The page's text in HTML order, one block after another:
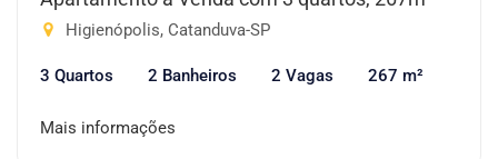
Higienópolis, Catanduva-SP
3 Quartos 2 Banheiros 2 Vagas 267 m²
Mais informações